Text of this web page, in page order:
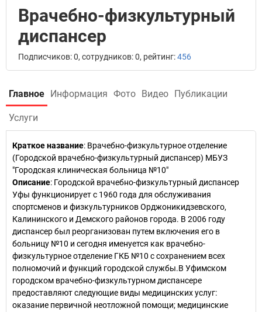
Врачебно-физкультурный
диспансер
Подписчиков: 0, сотрудников: 0, рейтинг:456
Главное Информация Фото Видео Публикации
Услуги
Краткое название: Врачебно-физкультурное отделение
(Городской врачебно-физкультурный диспансер) МБУЗ
"Городская клиническая больница №10"
Описание: Городской врачебно-физкультурный диспансер
Уфы функционирует с 1960 года для обслуживания
спортсменов и физкультурников Орджоникидзевского,
Калининского и Демского районов города. В 2006 году
диспансер был реорганизован путем включения его в
больницу №10 и сегодня именуется как врачебно-
физкультурное отделение ГКБ №10 с сохранением всех
полномочий и функций городской службы.В Уфимском
городском врачебно-физкультурном диспансере
предоставляют следующие виды медицинских услуг:
оказание первичной неотложной помощи; медицинские